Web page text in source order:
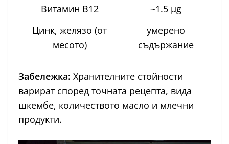
Витамин B12
~1.5 µg
Цинк, желязо (от
месото)
умерено
съдържание
Забележка: Хранителните стойности
варират според точната рецепта, вида
шкембе, количеството масло и млечни
продукти.